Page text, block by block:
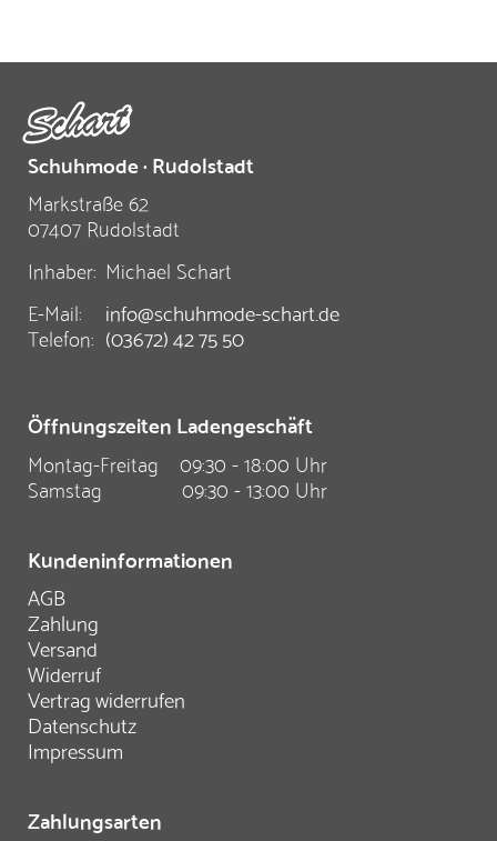
Schuhmode · Rudolstadt
Markstraße 62
07407 Rudolstadt
Inhaber: Michael Schart
E-Mail:
info@schuhmode-schart.de
Telefon: (03672) 42 75 50
Öffnungszeiten Ladengeschäft
Montag-Freitag
09:30 - 18:00 Uhr
Samstag
09:30 - 13:00 Uhr
Kundeninformationen
AGB
Zahlung
Versand
Widerruf
Vertrag widerrufen
Datenschutz
Impressum
Zahlungsarten